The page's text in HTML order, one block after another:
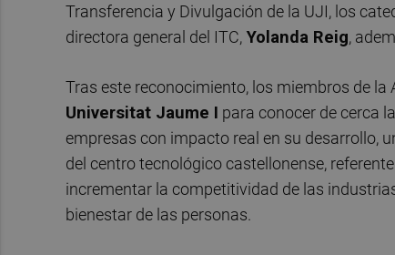
Transferencia y Divulgación de la UJI, los
directora general del ITC, Yolanda Reig,
Tras este reconocimiento, los miembros de
Universitat Jaume I para conocer de cerca
empresas con impacto real en su desarrollo,
del centro tecnológico castellonense,
incrementar la competitividad de las
bienestar de las personas.